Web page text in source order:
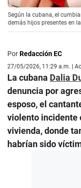
Según la cubana, el
demás hijos presentes en
PorRedacción EC
27/05/2026, 11:29 a.m. |
La cubana Dalia
denuncia por
esposo, el
violento incidente
vivienda, donde
habrían sido